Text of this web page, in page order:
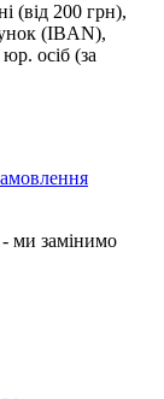
(від 200 грн),
(IBAN),
осіб (за
- ми замінимо